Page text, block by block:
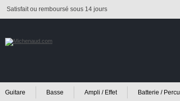
Satisfait ou remboursé sous 14 jours
Guitare Basse Ampli / Effet Batterie / Percu